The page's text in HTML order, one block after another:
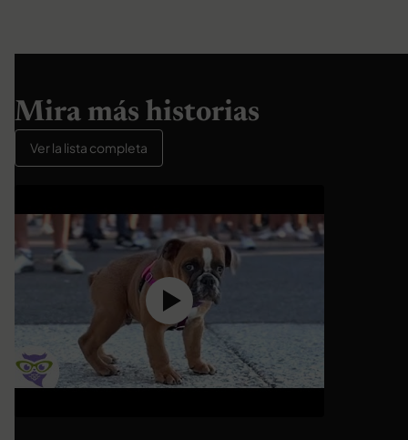
Mira más historias
Ver la lista completa